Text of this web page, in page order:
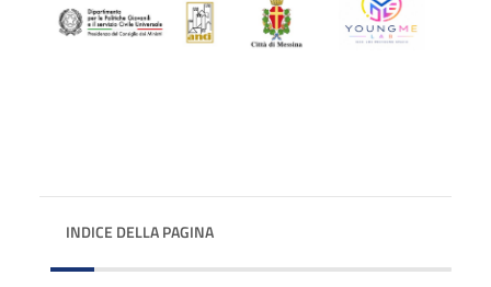
INDICE DELLA PAGINA